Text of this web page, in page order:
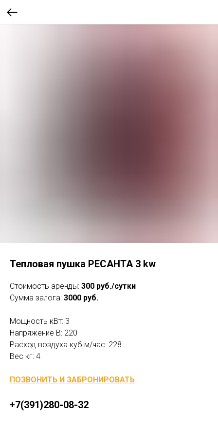
Тепловая пушка РЕСАНТА 3 kw
Стоимость аренды: 300 руб./сутки
Сумма залога: 3000 руб.
Мощность кВт: 3
Напряжение В: 220
Расход воздуха куб.м/час: 228
Вес кг: 4
ПОЗВОНИТЬ И ЗАБРОНИРОВАТЬ
+7(391)280-08-32